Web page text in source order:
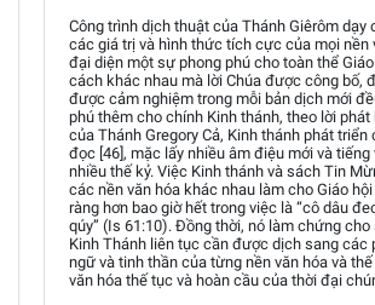
Công trình dịch thuật của Thánh Giêrôm dạy
các giá trị và hình thức tích cực của mọi nền
đại diện một sự phong phú cho toàn thể
cách khác nhau mà lời Chúa được công bố,
được cảm nghiệm trong mỗi bản dịch mới
phú thêm cho chính Kinh thánh, theo lời phát
của Thánh Gregory Cả, Kinh thánh phát triển
đọc [46], mặc lấy nhiều âm điệu mới và tiếng
nhiều thế kỷ. Việc Kinh thánh và sách Tin
các nền văn hóa khác nhau làm cho Giáo
ràng hơn bao giờ hết trong việc là “cô dâu
qúy” (Is 61:10). Đồng thời, nó làm chứng
Kinh Thánh liên tục cần được dịch sang các
ngữ và tinh thần của từng nền văn hóa và
văn hóa thế tục và hoàn cầu của thời đại